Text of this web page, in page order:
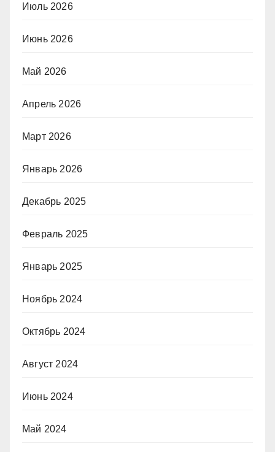
Июль 2026
Июнь 2026
Май 2026
Апрель 2026
Март 2026
Январь 2026
Декабрь 2025
Февраль 2025
Январь 2025
Ноябрь 2024
Октябрь 2024
Август 2024
Июнь 2024
Май 2024